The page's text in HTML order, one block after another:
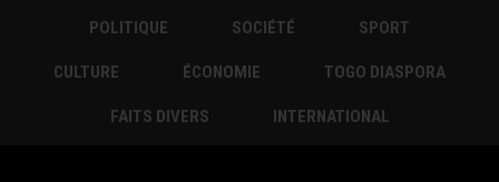
POLITIQUE SOCIÉTÉ SPORT
CULTURE ÉCONOMIE TOGO DIASPORA
FAITS DIVERS INTERNATIONAL